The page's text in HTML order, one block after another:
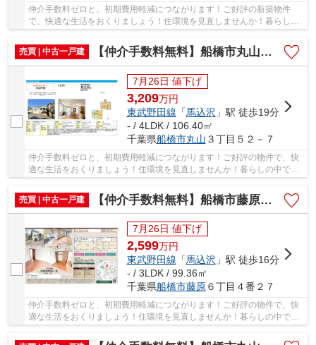
仲介手数料ゼロと、初期費用軽減につながります！ご好評の新築物件
で、快適な生活をおくりましょう！住環境を見直しませんか！暮らしの
売買 | 中古一戸建
【仲介手数料無料】船橋市丸山 中古戸建て
7月26日 値下げ
3,209万円
東武野田線 「馬込沢 」駅 徒歩19分
- / 4LDK / 106.40㎡
千葉県船橋市丸山 ３丁目５２－７
仲介手数料ゼロと、初期費用軽減につながります！ご好評の物件で、快
適な生活をおくりましょう！住環境を見直しませんか！暮らしの中で
も、住居は充実した生活を送るための大きな役割...
売買 | 中古一戸建
【仲介手数料無料】船橋市藤原 中古戸建て
7月26日 値下げ
2,599万円
東武野田線 「馬込沢 」駅 徒歩16分
- / 3LDK / 99.36㎡
千葉県船橋市藤原６丁目４番２７
仲介手数料ゼロと、初期費用軽減につながります！ご好評の物件で、快
適な生活をおくりましょう！住環境を見直しませんか！暮らしの中で